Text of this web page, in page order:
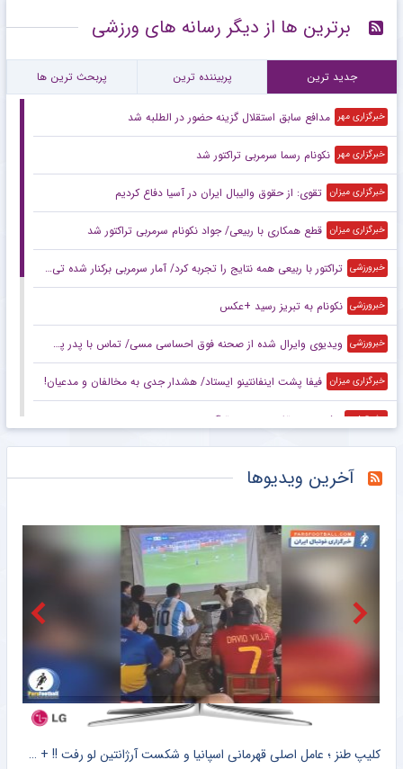
برترین ها از دیگر رسانه های ورزشی
جدید ترین پربیننده ترین پربحث ترین ها
خبرگزاری مهر مدافع سابق استقلال گزینه حضور در الطلبه شد
خبرگزاری مهر نکونام رسما سرمربی تراکتور شد
خبرگزاری میزان تقوی: از حقوق والیبال ایران در آسیا دفاع کردیم
خبرگزاری میزان قطع همکاری با ربیعی/ جواد نکونام سرمربی تراکتور شد
خبرورزشی تراکتور با ربیعی همه نتایج را تجربه کرد/ آمار سرمربی برکنار شده تی‌تی‌ها
خبرورزشی نکونام به تبریز رسید +عکس
خبرورزشی ویدیوی وایرال شده از صحنه فوق احساسی مسی/ تماس با پدر پس از اولین قهرمانی ملی!
خبرگزاری میزان فیفا پشت اینفانتینو ایستاد/ هشدار جدی به مخالفان و مدعیان!
مشرق نیوز پشت پرده تغییر سرمربی تراکتور
شوک شبانه به تراکتور با حضور نکونام
خبرگزاری دانشجو بارسلونا یک قدم تا رودری؛ سیتی پای میز تخفیف نشست
حمایت قاطع فیفا از اینفانتینو در اوج اختلافات
خبرگزاری تابناک سلب میزبانی از استقلال و تراکتور با بله قربان‌گویی/ چرا تاج قدرت دفاع از حقوق فوتبال ایران را ندارد؟
خبرگزاری مهر آغازبه کار بسکتبال سه نفره ایران در لیگ ملت‌ها با ۴ بازی در روز اول
آخرین ویدیوها
کلیپ واکنش کامران نجف زاده به رفتار عادل فردوسی پور در شرایط جنگی + سند